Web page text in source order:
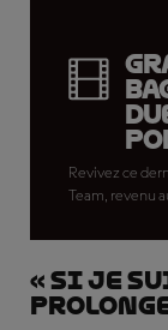
Revivez ce
Team, revenu
« Si je